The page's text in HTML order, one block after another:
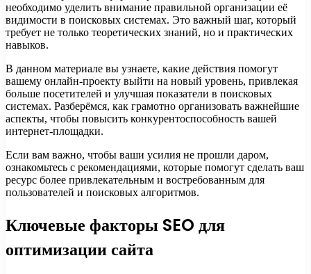
необходимо уделить внимание правильной организации её
видимости в поисковых системах. Это важный шаг, который
требует не только теоретических знаний, но и практических
навыков.
В данном материале вы узнаете, какие действия помогут
вашему онлайн-проекту выйти на новый уровень, привлекая
больше посетителей и улучшая показатели в поисковых
системах. Разберёмся, как грамотно организовать важнейшие
аспекты, чтобы повысить конкурентоспособность вашей
интернет-площадки.
Если вам важно, чтобы ваши усилия не прошли даром,
ознакомьтесь с рекомендациями, которые помогут сделать ваш
ресурс более привлекательным и востребованным для
пользователей и поисковых алгоритмов.
Ключевые факторы SEO для
оптимизации сайта